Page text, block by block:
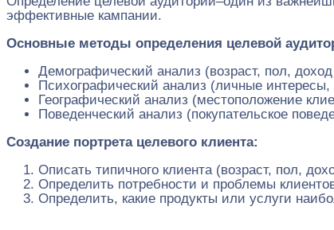
эффективные кампании.
Основные методы определения целевой
Демографический анализ (возраст, пол,
Психографический анализ (личные интересы,
Географический анализ (местоположение
Поведенческий анализ (покупательское
Создание портрета целевого клиента:
Описать типичного клиента (возраст, пол,
Определить потребности и проблемы
Определить, какие продукты или услуги